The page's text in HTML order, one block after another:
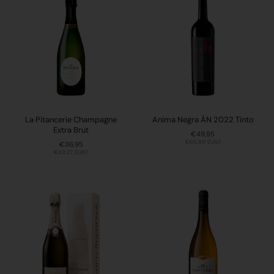
La Pitancerie Champagne
Extra Brut
Preis:
€36,95
Stückpreis:
€49,27 EUR/l
Anima Negra ÀN 2022 Tinto
Preis:
€49,95
Stückpreis:
€66,60 EUR/l